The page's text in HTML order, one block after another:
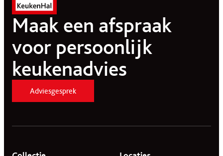
Maak een afspraak
voor persoonlijk
keukenadvies
Adviesgesprek